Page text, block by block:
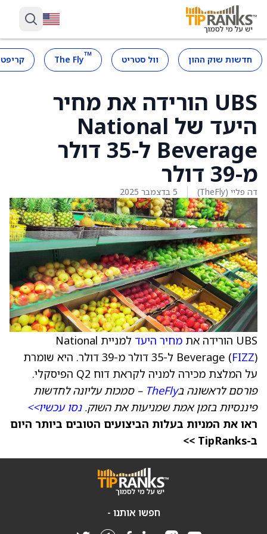
חדשות שוק ההון וול סטריט ™
The Fly
UBS הורידה את מחיר
היעד של National
Beverage ל-35 דולר
מ-39 דולר
דה פליי (TheFly) 5 בדצמבר 2025
UBS הורידה את מחיר היעד
למניית National
Beverage (FIZZ
) ל-35 דולר מ-39 דולר. היא שומרת
על המלצת מכירה למניה לקראת דוח Q2 הפיסקלי.
פורסם לראשונה בTheFly – סמכות עליונה לחדשות
פיננסיות בזמן אמת שמניעות את השוק.נסו עכשיו>>
ראו את המניות בעלות הביצועים הטובים ביותר היום
ב-TipRanks >>
חפשו אותנו -